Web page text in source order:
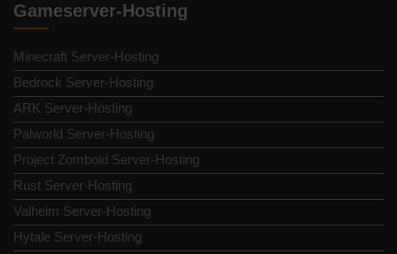
Gameserver-Hosting
Minecraft Server-Hosting
Bedrock Server-Hosting
ARK Server-Hosting
Palworld Server-Hosting
Project Zomboid Server-Hosting
Rust Server-Hosting
Valheim Server-Hosting
Hytale Server-Hosting